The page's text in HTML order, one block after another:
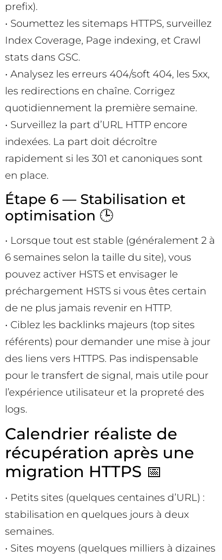
prefix).
• Soumettez les sitemaps HTTPS, surveillez
Index Coverage, Page indexing, et Crawl
stats dans GSC.
• Analysez les erreurs 404/soft 404, les 5xx,
les redirections en chaîne. Corrigez
quotidiennement la première semaine.
• Surveillez la part d’URL HTTP encore
indexées. La part doit décroître
rapidement si les 301 et canoniques sont
en place.
Étape 6 — Stabilisation et
optimisation 🕒
• Lorsque tout est stable (généralement 2 à
6 semaines selon la taille du site), vous
pouvez activer HSTS et envisager le
préchargement HSTS si vous êtes certain
de ne plus jamais revenir en HTTP.
• Ciblez les backlinks majeurs (top sites
référents) pour demander une mise à jour
des liens vers HTTPS. Pas indispensable
pour le transfert de signal, mais utile pour
l’expérience utilisateur et la propreté des
logs.
Calendrier réaliste de
récupération après une
migration HTTPS 📅
• Petits sites (quelques centaines d’URL) :
stabilisation en quelques jours à deux
semaines.
• Sites moyens (quelques milliers à dizaines